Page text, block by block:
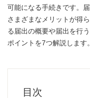
可能になる手続きです。
さまざまなメリットが得
る届出の概要や届出を行
ポイントを7つ解説します。
目次